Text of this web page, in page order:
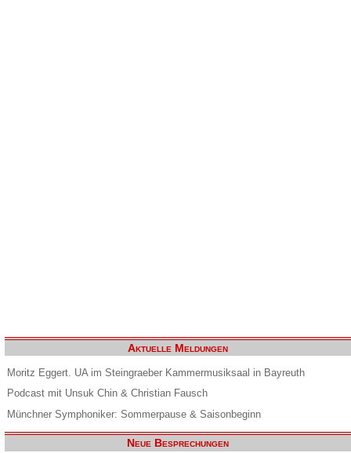
Aktuelle Meldungen
Moritz Eggert. UA im Steingraeber Kammermusiksaal in Bayreuth
Podcast mit Unsuk Chin & Christian Fausch
Münchner Symphoniker: Sommerpause & Saisonbeginn
Neue Besprechungen